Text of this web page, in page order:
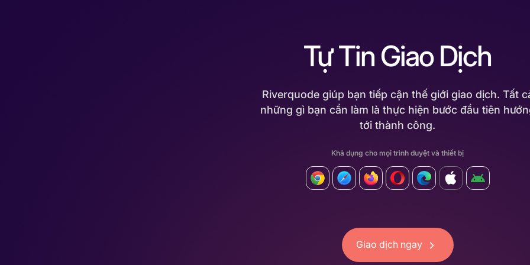
Tự Tin Giao Dịch
Riverquode giúp bạn tiếp cận thế giới giao dịch. Tất
những gì bạn cần làm là thực hiện bước đầu tiên
tới thành công.
Khả dụng cho mọi trình duyệt và thiết bị
Giao dịch ngay